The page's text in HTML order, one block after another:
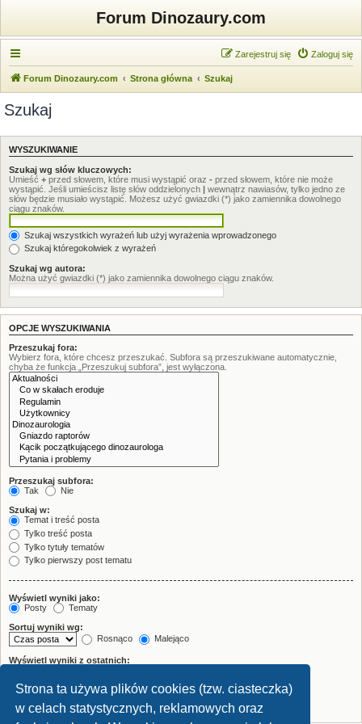
Strona ta używa plików cookies (tzw. ciasteczka)
w celach statystycznych, reklamowych oraz
Forum Dinozaury.com
Zaloguj się
Zarejestruj się
Forum Dinozaury.com Strona główna Szukaj
Szukaj
WYSZUKIWANIE
Szukaj wg słów kluczowych:
Umieść + przed słowem, które musi wystąpić oraz - przed słowem, które nie może
wystąpić. Jeśli umieścisz listę słów oddzielonych | wewnątrz nawiasów, tylko jedno ze
słów będzie musiało wystąpić. Możesz użyć gwiazdki (*) jako zamiennika dowolnego
ciągu znaków.
Szukaj wszystkich wyrażeń lub użyj wyrażenia wprowadzonego
Szukaj któregokolwiek z wyrażeń
Szukaj wg autora:
Można użyć gwiazdki (*) jako zamiennika dowolnego ciągu znaków.
OPCJE WYSZUKIWANIA
Przeszukaj fora:
Wybierz fora, które chcesz przeszukać. Subfora są przeszukiwane automatycznie,
chyba że funkcja „Przeszukuj subfora”, jest wyłączona.
Przeszukaj subfora:
Tak
Nie
Szukaj w:
Temat i treść posta
Tylko treść posta
Tylko tytuły tematów
Tylko pierwszy post tematu
Wyświetl wyniki jako:
Posty
Tematy
Sortuj wyniki wg:
Rosnąco
Malejąco
Wyświetl wyniki z ostatnich:
Wyświetl pierwsze:
znaków w poście